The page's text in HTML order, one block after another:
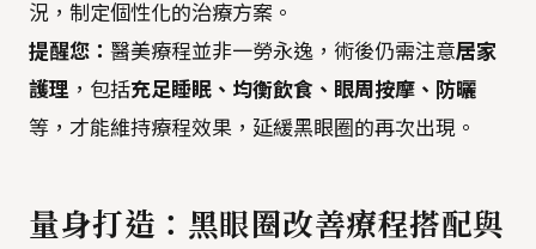
況，制定個性化的治療方案。
提醒您： 醫美療程並非一勞永逸，術後仍需注意居家
護理 ，包括充足睡眠、均衡飲食、眼周按摩、防曬
等，才能維持療程效果，延緩黑眼圈的再次出現。
量身打造：黑眼圈改善療程搭配與